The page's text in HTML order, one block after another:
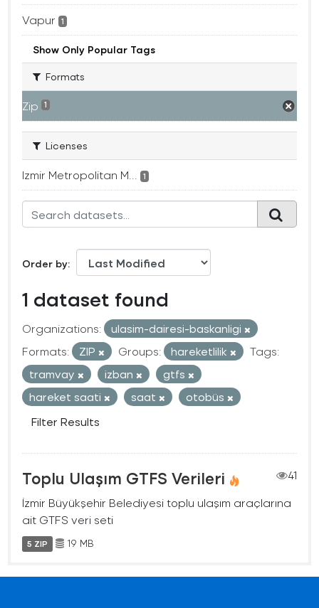
Vapur 1
Show Only Popular Tags
Formats
Zip 1
Licenses
Izmir Metropolitan M... 1
Order by
1 dataset found
Organizations:
ulasim-dairesi-baskanligi
Formats:
ZIP Groups: hareketlilik
Tags:
tramvay
izban
gtfs
hareket saati
saat
otobüs
Filter Results
Toplu Ulaşım GTFS Verileri
41
İzmir Büyükşehir Belediyesi toplu ulaşım araçlarına
ait GTFS veri seti
5 ZIP 19 MB